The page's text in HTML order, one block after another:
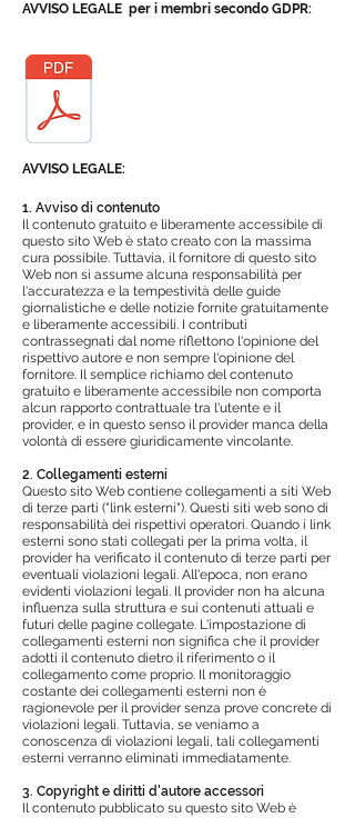
AVVISO LEGALE per i membri secondo GDPR:
AVVISO LEGALE:
1. Avviso di contenuto
Il contenuto gratuito e liberamente accessibile di
questo sito Web è stato creato con la massima
cura possibile. Tuttavia, il fornitore di questo sito
Web non si assume alcuna responsabilità per
l'accuratezza e la tempestività delle guide
giornalistiche e delle notizie fornite gratuitamente
e liberamente accessibili. I contributi
contrassegnati dal nome riflettono l'opinione del
rispettivo autore e non sempre l'opinione del
fornitore. Il semplice richiamo del contenuto
gratuito e liberamente accessibile non comporta
alcun rapporto contrattuale tra l'utente e il
provider, e in questo senso il provider manca della
volontà di essere giuridicamente vincolante.
2. Collegamenti esterni
Questo sito Web contiene collegamenti a siti Web
di terze parti ("link esterni"). Questi siti web sono di
responsabilità dei rispettivi operatori. Quando i link
esterni sono stati collegati per la prima volta, il
provider ha verificato il contenuto di terze parti per
eventuali violazioni legali. All'epoca, non erano
evidenti violazioni legali. Il provider non ha alcuna
influenza sulla struttura e sui contenuti attuali e
futuri delle pagine collegate. L'impostazione di
collegamenti esterni non significa che il provider
adotti il contenuto dietro il riferimento o il
collegamento come proprio. Il monitoraggio
costante dei collegamenti esterni non è
ragionevole per il provider senza prove concrete di
violazioni legali. Tuttavia, se veniamo a
conoscenza di violazioni legali, tali collegamenti
esterni verranno eliminati immediatamente.
3. Copyright e diritti d'autore accessori
Il contenuto pubblicato su questo sito Web è